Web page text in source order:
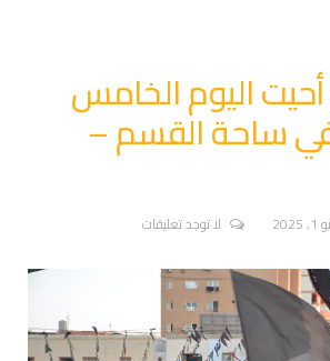
اليوم الخامس
ساحة القسم –
لا توجد تعليقات